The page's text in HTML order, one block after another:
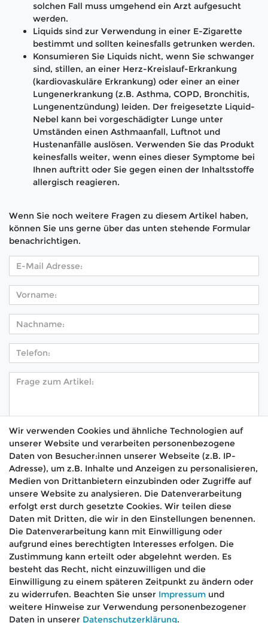
solchen Fall muss umgehend ein Arzt aufgesucht
werden.
Liquids sind zur Verwendung in einer E-Zigarette
bestimmt und sollten keinesfalls getrunken werden.
Konsumieren Sie Liquids nicht, wenn Sie schwanger
sind, stillen, an einer Herz-Kreislauf-Erkrankung
(kardiovaskuläre Erkrankung) oder einer an einer
Lungenerkrankung (z.B. Asthma, COPD, Bronchitis,
Lungenentzündung) leiden. Der freigesetzte Liquid-
Nebel kann bei vorgeschädigter Lunge unter
Umständen einen Asthmaanfall, Luftnot und
Hustenanfälle auslösen. Verwenden Sie das Produkt
keinesfalls weiter, wenn eines dieser Symptome bei
Ihnen auftritt oder Sie gegen einen der Inhaltsstoffe
allergisch reagieren.
Wenn Sie noch weitere Fragen zu diesem Artikel haben,
können Sie uns gerne über das unten stehende Formular
benachrichtigen.
Hiermit bestätige ich, dass ich dieDaten­schutz­
erklärung gelesen habe. *
Absenden
🚚 Schneller Versand
📦 Kostenloser Versand ab 75 €
📞 Kostenlose Beratung per Telefon &
WhatsApp
Wir verwenden Cookies und ähnliche Technologien auf
unserer Website und verarbeiten personenbezogene
Daten von Besucher:innen unserer Webseite (z.B. IP-
Adresse), um z.B. Inhalte und Anzeigen zu personalisieren,
Medien von Drittanbietern einzubinden oder Zugriffe auf
unsere Website zu analysieren. Die Datenverarbeitung
erfolgt erst durch gesetzte Cookies. Wir teilen diese
Daten mit Dritten, die wir in den Einstellungen benennen.
Die Datenverarbeitung kann mit Einwilligung oder
aufgrund eines berechtigten Interesses erfolgen. Die
Zustimmung kann erteilt oder abgelehnt werden. Es
besteht das Recht, nicht einzuwilligen und die
Einwilligung zu einem späteren Zeitpunkt zu ändern oder
zu widerrufen. Beachten Sie unser Impressum und
weitere Hinweise zur Verwendung personenbezogener
Daten in unserer Daten­schutz­erklärung.